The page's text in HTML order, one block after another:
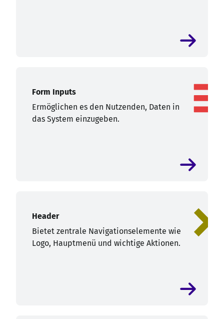
Form Inputs
Ermöglichen es den Nutzenden, Daten in
das System einzugeben.
Header
Bietet zentrale Navigationselemente wie
Logo, Hauptmenü und wichtige Aktionen.